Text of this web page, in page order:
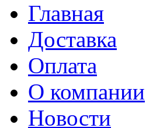
Главная
Доставка
Оплата
О компании
Новости